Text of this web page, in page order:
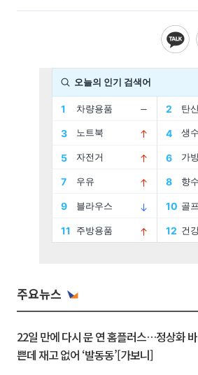
주요뉴스
22일 만에 다시 문 연 홈플러스…정상화 바
쁜데 재고 없어 ‘발동동’[가보니]